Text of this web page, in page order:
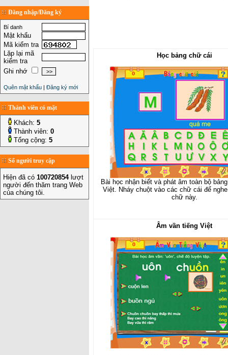
Đăng nhập/Đăng ký
Bí danh
Mật khẩu
Mã kiểm tra
Lặp lại mã
kiểm tra
Ghi nhớ
Quên mật khẩu | Đăng ký mới
Thành viên có mặt
Khách: 5
Thành viên: 0
Tổng cộng: 5
Số người truy cập
Hiện đã có 100720854 lượt
người đến thăm trang Web
của chúng tôi.
Học bảng chữ cái
Bài học nhận biết và phát âm toàn bộ
Việt. Nháy chuột vào các chữ cái để
chữ này.
Âm vần tiếng Việt